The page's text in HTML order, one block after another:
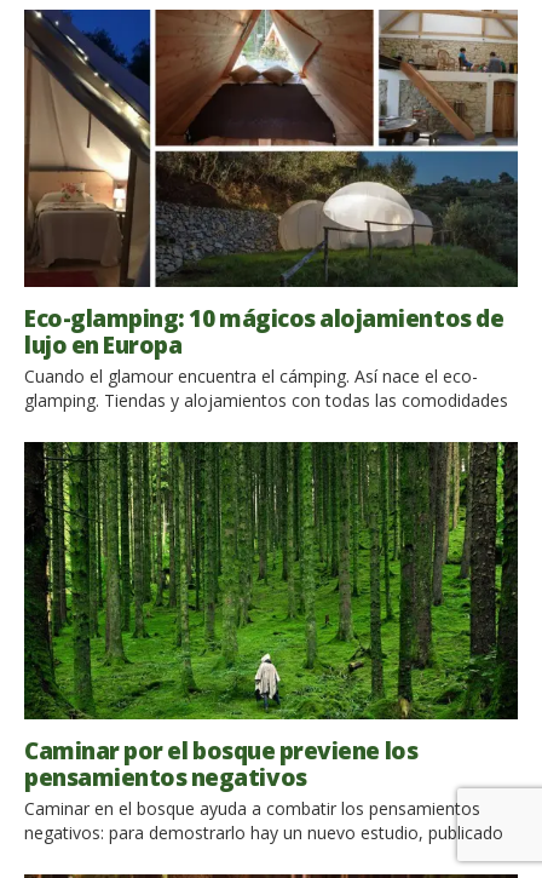
Eco-glamping: 10 mágicos alojamientos de
lujo en Europa
Cuando el glamour encuentra el cámping. Así nace el eco-
glamping. Tiendas y alojamientos con todas las comodidades
viajar que se está difundiendo en toda Europa. Ya os
habíamos contado de la unicidad de los eco-glamping más
hermosos del mundo. Y también de los eco-glamping más […]
Caminar por el bosque previene los
pensamientos negativos
Caminar en el bosque ayuda a combatir los pensamientos
negativos: para demostrarlo hay un nuevo estudio, publicado
en la revista Proceedings de la Academia Nacional de Ciencias,